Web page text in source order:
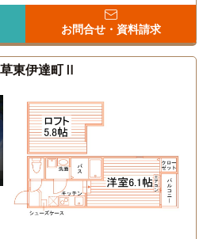
お問合せ・資料請求
東伊達町Ⅱ